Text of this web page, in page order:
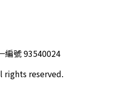
編號 93540024
rights reserved.